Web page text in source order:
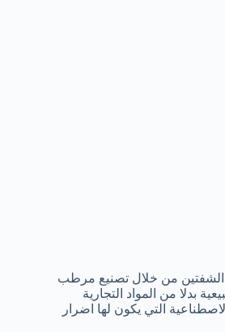
من خلال تصنيع مرطب
بدلا من المواد التجارية
الاصطناعية التي يكون لها اضرار